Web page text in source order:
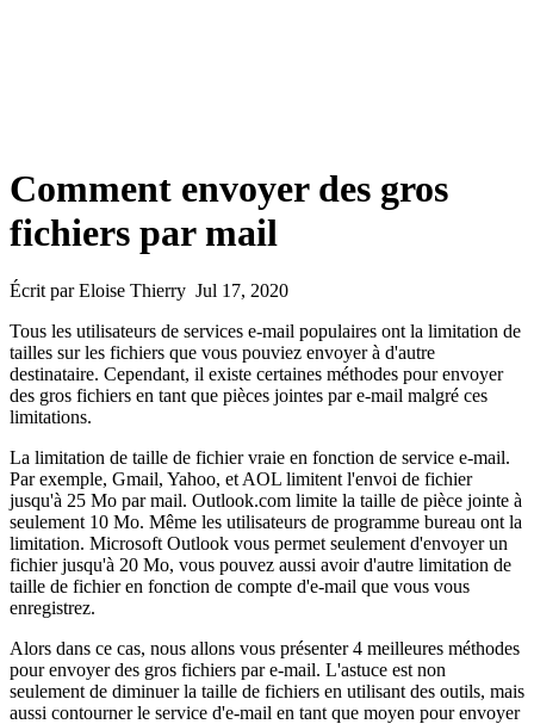
Comment envoyer des gros
fichiers par mail
Écrit par Eloise Thierry Jul 17, 2020
Tous les utilisateurs de services e-mail populaires ont la limitation de
tailles sur les fichiers que vous pouviez envoyer à d'autre
destinataire. Cependant, il existe certaines méthodes pour envoyer
des gros fichiers en tant que pièces jointes par e-mail malgré ces
limitations.
La limitation de taille de fichier vraie en fonction de service e-mail.
Par exemple, Gmail, Yahoo, et AOL limitent l'envoi de fichier
jusqu'à 25 Mo par mail. Outlook.com limite la taille de pièce jointe à
seulement 10 Mo. Même les utilisateurs de programme bureau ont la
limitation. Microsoft Outlook vous permet seulement d'envoyer un
fichier jusqu'à 20 Mo, vous pouvez aussi avoir d'autre limitation de
taille de fichier en fonction de compte d'e-mail que vous vous
enregistrez.
Alors dans ce cas, nous allons vous présenter 4 meilleures méthodes
pour envoyer des gros fichiers par e-mail. L'astuce est non
seulement de diminuer la taille de fichiers en utilisant des outils, mais
aussi contourner le service d'e-mail en tant que moyen pour envoyer